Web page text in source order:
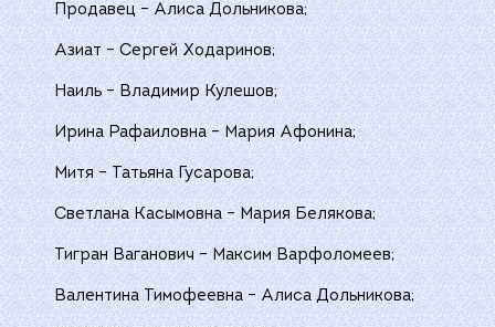
Продавец – Алиса Дольникова;
Азиат – Сергей Ходаринов;
Наиль – Владимир Кулешов;
Ирина Рафаиловна – Мария Афонина;
Митя – Татьяна Гусарова;
Светлана Касымовна – Мария Белякова;
Тигран Ваганович – Максим Варфоломеев;
Валентина Тимофеевна – Алиса Дольникова;